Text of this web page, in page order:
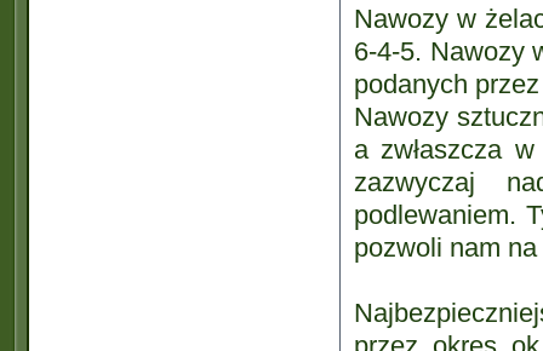
Nawozy w
6-4-5. Nawozy
podanych
Nawozy
a zwłaszcza
zazwyczaj
podlewaniem.
pozwoli nam